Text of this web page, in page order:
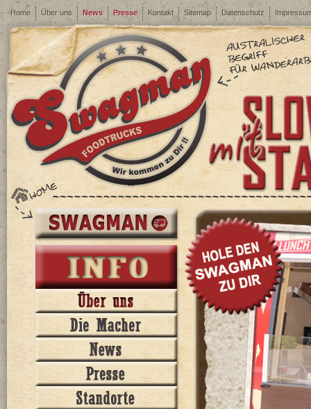
Home Über uns News Presse Kontakt Sitemap Datenschutz